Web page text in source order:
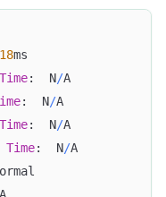
18ms
Time:  N/A
:  N/A
Time:  N/A
Time:  N/A